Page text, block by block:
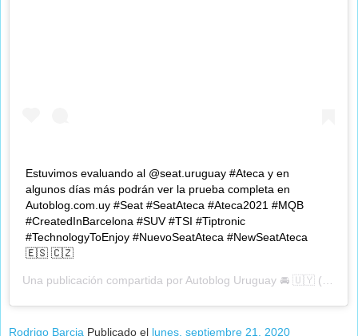
Estuvimos evaluando al @seat.uruguay #Ateca y en
algunos días más podrán ver la prueba completa en
Autoblog.com.uy #Seat #SeatAteca #Ateca2021 #MQB
#CreatedInBarcelona #SUV #TSI #Tiptronic
#TechnologyToEnjoy #NuevoSeatAteca #NewSeatAteca
🇪🇸 🇨🇿
Una publicación compartida por Autoblog Uruguay 🚘 🇺🇾 (@autobloguy) el
Rodrigo Barcia Publicado el lunes, septiembre 21, 2020